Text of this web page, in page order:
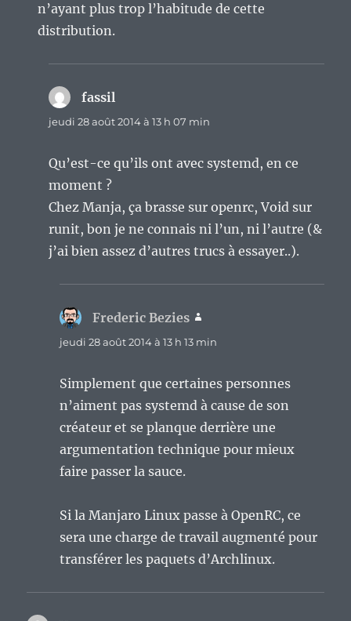
n’ayant plus trop l’habitude de cette
distribution.
fassil
jeudi 28 août 2014 à 13 h 07 min
Qu’est-ce qu’ils ont avec systemd, en ce
moment ?
Chez Manja, ça brasse sur openrc, Void sur
runit, bon je ne connais ni l’un, ni l’autre (&
j’ai bien assez d’autres trucs à essayer..).
Frederic Bezies
jeudi 28 août 2014 à 13 h 13 min
Simplement que certaines personnes
n’aiment pas systemd à cause de son
créateur et se planque derrière une
argumentation technique pour mieux
faire passer la sauce.
Si la Manjaro Linux passe à OpenRC, ce
sera une charge de travail augmenté pour
transférer les paquets d’Archlinux.